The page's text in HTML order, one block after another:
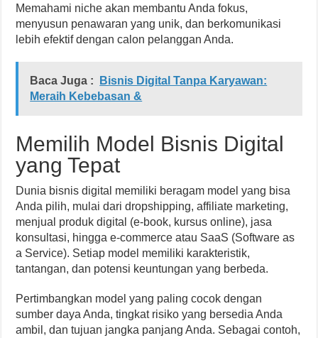
Memahami niche akan membantu Anda fokus,
menyusun penawaran yang unik, dan berkomunikasi
lebih efektif dengan calon pelanggan Anda.
Baca Juga :
Bisnis Digital Tanpa Karyawan:
Meraih Kebebasan &
Memilih Model Bisnis Digital
yang Tepat
Dunia bisnis digital memiliki beragam model yang bisa
Anda pilih, mulai dari dropshipping, affiliate marketing,
menjual produk digital (e-book, kursus online), jasa
konsultasi, hingga e-commerce atau SaaS (Software as
a Service). Setiap model memiliki karakteristik,
tantangan, dan potensi keuntungan yang berbeda.
Pertimbangkan model yang paling cocok dengan
sumber daya Anda, tingkat risiko yang bersedia Anda
ambil, dan tujuan jangka panjang Anda. Sebagai contoh,